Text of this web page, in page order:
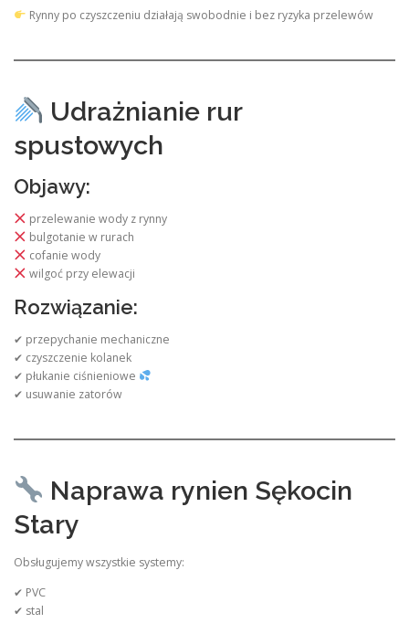
Rynny po czyszczeniu działają swobodnie i bez ryzyka przelewów
Udrażnianie rur
spustowych
Objawy:
przelewanie wody z rynny
bulgotanie w rurach
cofanie wody
wilgoć przy elewacji
Rozwiązanie:
✔ przepychanie mechaniczne
✔ czyszczenie kolanek
✔ płukanie ciśnieniowe
✔ usuwanie zatorów
Naprawa rynien Sękocin
Stary
Obsługujemy wszystkie systemy:
✔ PVC
✔ stal